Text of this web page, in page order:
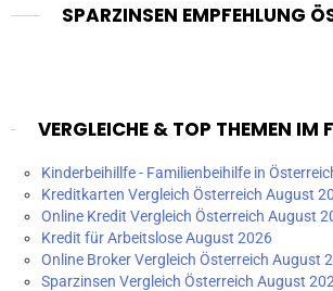
SPARZINSEN EMPFEHLUNG
VERGLEICHE & TOP THEMEN IM
Kinderbeihillfe - Familienbeihilfe in
Kreditkarten Vergleich Österreich August
Online Kredit Vergleich Österreich August
Kredit für Arbeitslose August 2026
Online Broker Vergleich Österreich August
Sparzinsen Vergleich Österreich August